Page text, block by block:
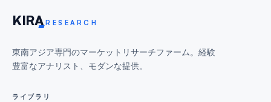
KIRA RESEARCH
東南アジア専門のマーケットリサーチファーム。経験
豊富なアナリスト、モダンな提供。
ライブラリ